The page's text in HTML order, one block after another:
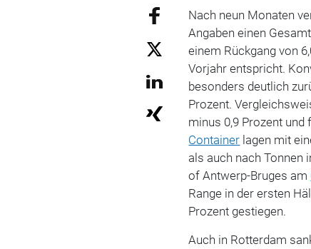
Nach neun Monaten
Angaben einen
einem Rückgang von
Vorjahr entspricht.
besonders deutlich
Prozent.
minus 0,9 Prozent
Container lagen mit
als auch nach Tonnen
of Antwerp-Bruges am
Range in der ersten
Prozent gestiegen.
Auch in Rotterdam